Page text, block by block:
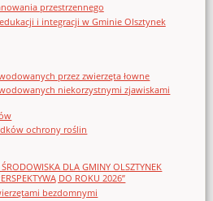
przestrzennego
i integracji w Gminie Olsztynek
przez zwierzęta łowne
niekorzystnymi zjawiskami
ochrony roślin
DLA GMINY OLSZTYNEK
DO ROKU 2026”
bezdomnymi